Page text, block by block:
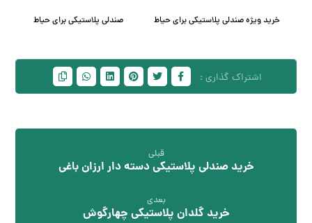
خرید ویژه صندلی پلاستیکی برای حیاط صندلی پلاستیکی برای حیاط
قبلی
خرید صندلی پلاستیکی دسته دار ارزان باغی
بعدی
خرید گلدان پلاستیکی چهارگوش